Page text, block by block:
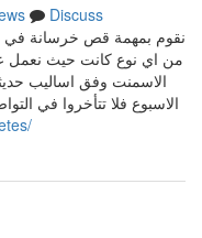
Discuss
نقوم بمهمة قص خرسانة في
من اي نوع كانت حيث نعمل
الاسمنت وفق اساليب
الاسبوع فلا تتأخروا في